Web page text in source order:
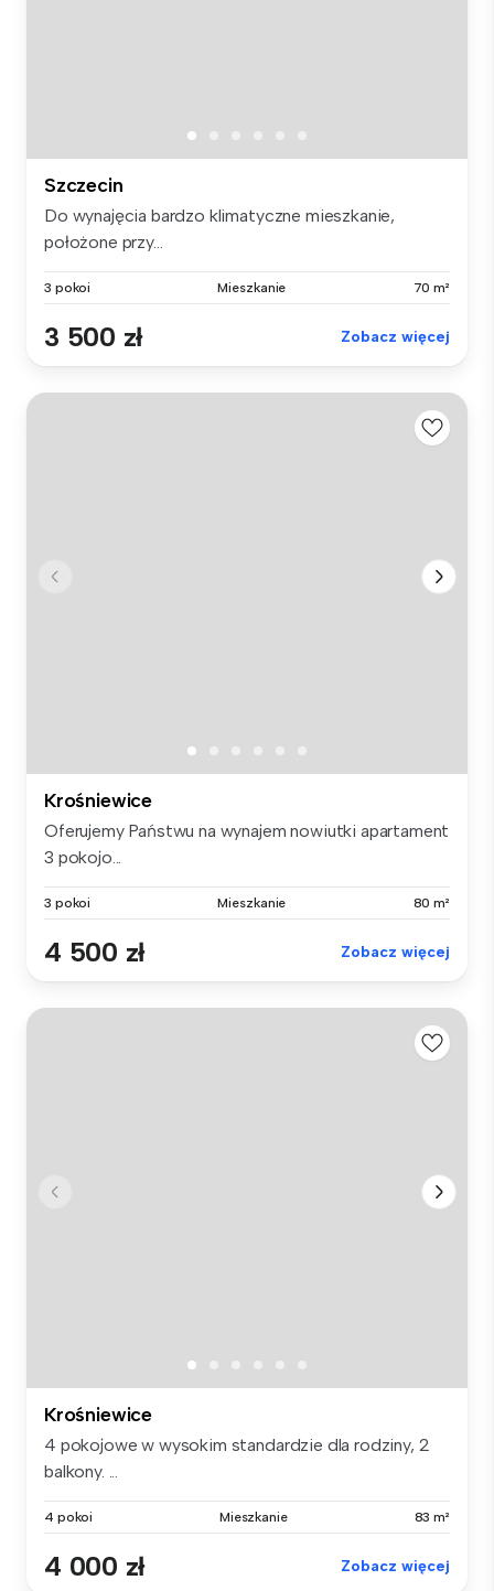
Szczecin
Do wynajęcia bardzo klimatyczne mieszkanie,
położone przy...
3 pokoi Mieszkanie 70 m²
3 500 zł Zobacz więcej
Krośniewice
Oferujemy Państwu na wynajem nowiutki apartament
3 pokojo...
3 pokoi Mieszkanie 80 m²
4 500 zł Zobacz więcej
Krośniewice
4 pokojowe w wysokim standardzie dla rodziny, 2
balkony. ...
4 pokoi Mieszkanie 83 m²
4 000 zł Zobacz więcej